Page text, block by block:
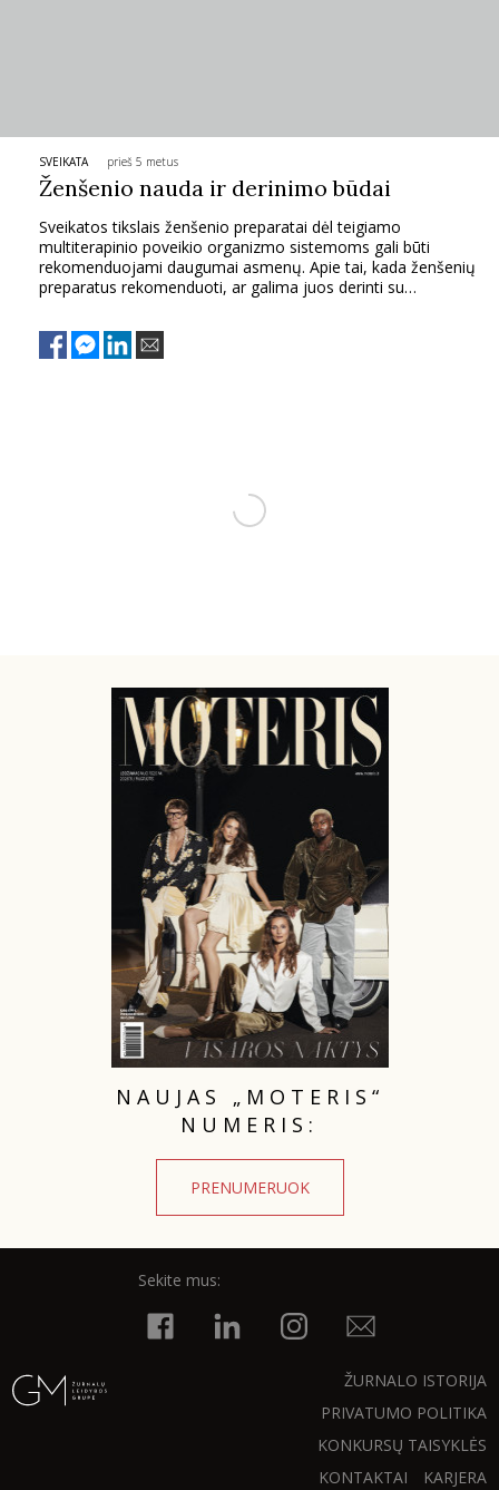
SVEIKATA prieš 5 metus
Ženšenio nauda ir derinimo būdai
Sveikatos tikslais ženšenio preparatai dėl teigiamo
multiterapinio poveikio organizmo sistemoms gali būti
rekomenduojami daugumai asmenų. Apie tai, kada ženšenių
preparatus rekomenduoti, ar galima juos derinti su
efekto atsako LMSU MA Farmakognozijos katedros
profesorė dr. Nijolė Savickienė.
NAUJAS „MOTERIS“
NUMERIS:
PRENUMERUOK
Sekite mus:
ŽURNALO ISTORIJA
PRIVATUMO POLITIKA
KONKURSŲ TAISYKLĖS
KARJERA
KONTAKTAI